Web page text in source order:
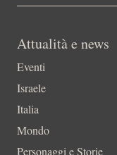
Attualità e news
Eventi
Israele
Italia
Mondo
Personaggi e Storie